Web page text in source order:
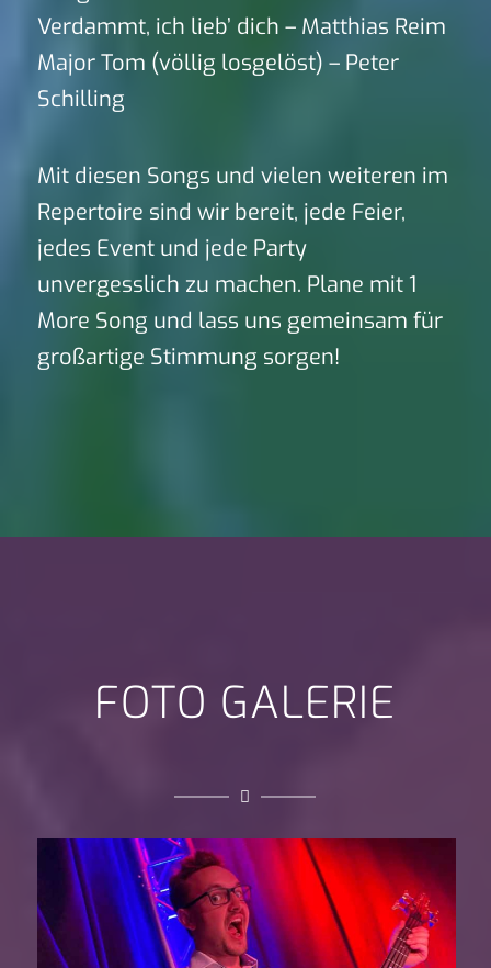
Verdammt, ich lieb’ dich – Matthias Reim
Major Tom (völlig losgelöst) – Peter
Schilling
Mit diesen Songs und vielen weiteren im
Repertoire sind wir bereit, jede Feier,
jedes Event und jede Party
unvergesslich zu machen. Plane mit 1
More Song und lass uns gemeinsam für
großartige Stimmung sorgen!
FOTO GALERIE